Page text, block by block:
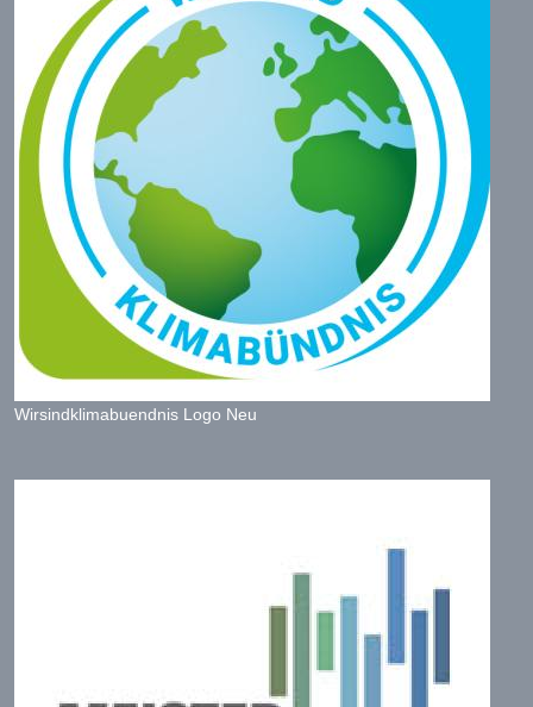
Wirsindklimabuendnis Logo Neu